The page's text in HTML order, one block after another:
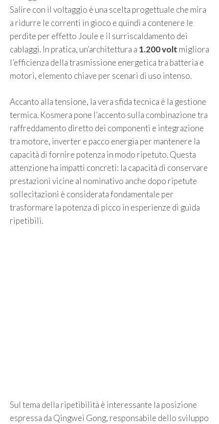
Salire con il voltaggio è una scelta progettuale che mira
a ridurre le correnti in gioco e quindi a contenere le
perdite per effetto Joule e il surriscaldamento dei
cablaggi. In pratica, un’architettura a 1.200 volt migliora
l’efficienza della trasmissione energetica tra batteria e
motori, elemento chiave per scenari di uso intenso.
Accanto alla tensione, la vera sfida tecnica è la gestione
termica. Kosmera pone l’accento sulla combinazione tra
raffreddamento diretto dei componenti e integrazione
tra motore, inverter e pacco energia per mantenere la
capacità di fornire potenza in modo ripetuto. Questa
attenzione ha impatti concreti: la capacità di conservare
prestazioni vicine al nominativo anche dopo ripetute
sollecitazioni è considerata fondamentale per
trasformare la potenza di picco in esperienze di guida
ripetibili.
Sul tema della ripetibilità è interessante la posizione
espressa da Qingwei Gong, responsabile dello sviluppo